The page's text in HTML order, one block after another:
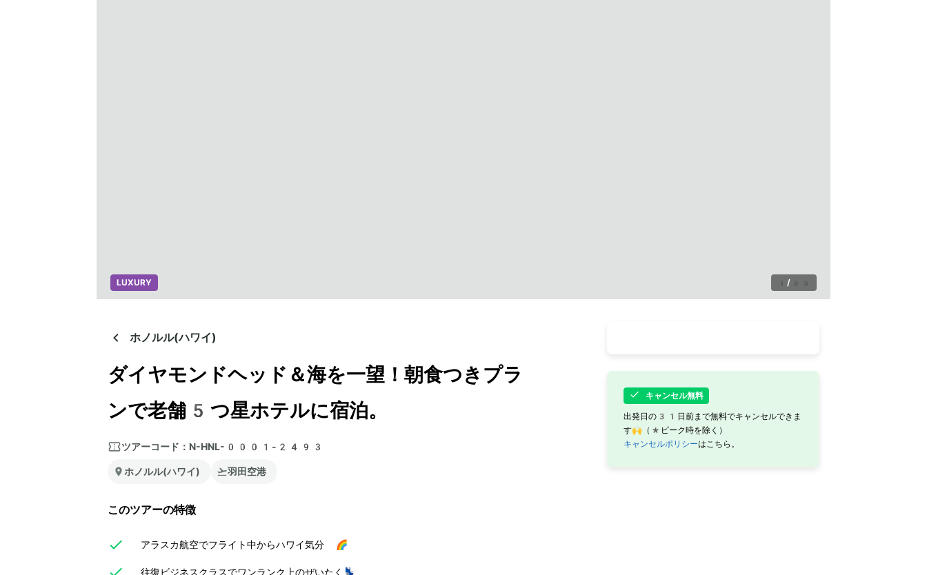
1 / 35
LUXURY
ホノルル(ハワイ)
ダイヤモンドヘッド＆海を一望！朝食つきプラ
ンで老舗5つ星ホテルに宿泊。
ツアーコード： N-HNL-0001-2493
ホノルル(ハワイ) 羽田空港
このツアーの特徴
アラスカ航空でフライト中からハワイ気分 🌈
往復ビジネスクラスでワンランク上のぜいたく💺
キャンセル無料
出発日の31日前まで無料でキャンセルできま
す🙌（*ピーク時を除く）
キャンセルポリシーはこちら。